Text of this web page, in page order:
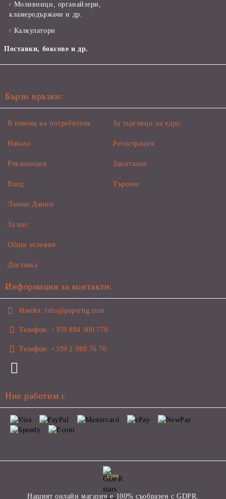
Моливници, органайзери,
кламеродържачи и др.
Калкулатори
Поставки, боксове и др.
Бързи връзки:
В помощ на потребителя
Начало
Рекламации
Вход
За търговци на едро
Регистрация
Запитване
Търсене
Лични Данни
За нас
Общи условия
Доставка
Информация за контакти:
Имейл: info@paperbg.com
Телефон: +359 884 000 770
Телефон: +359 2 980 76 76
Ние работим с
GDPR
Нашият онлайн магазин е 100% съобразен с GDPR.